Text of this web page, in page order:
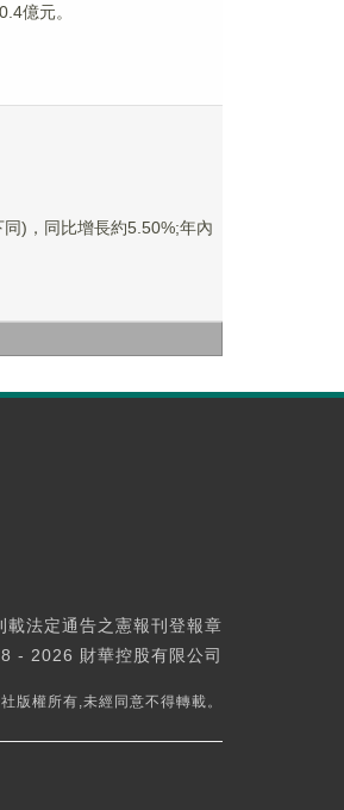
億元。
)，同比增長約5.50%;年內
載法定通告之憲報刊登報章
- 2026 財華控股有限公司
版權所有,未經同意不得轉載。